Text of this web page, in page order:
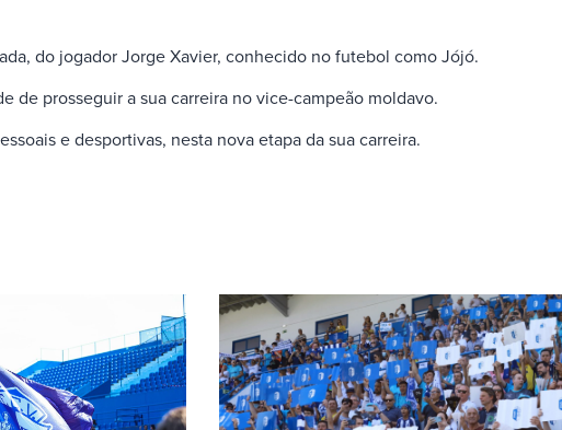
do jogador Jorge Xavier, conhecido no futebol como Jójó.
de prosseguir a sua carreira no vice-campeão moldavo.
e desportivas, nesta nova etapa da sua carreira.